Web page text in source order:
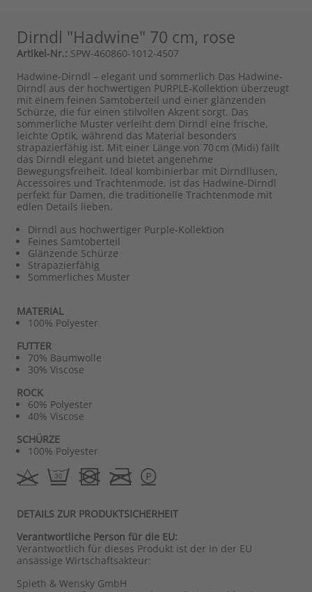
Dirndl "Hadwine" 70 cm, rose
Artikel-Nr.: SPW-460860-1012-4507
Hadwine-Dirndl – elegant und sommerlich Das Hadwine-
Dirndl aus der hochwertigen PURPLE-Kollektion überzeugt
mit einem feinen Samtoberteil und einer glänzenden
Schürze, die für einen stilvollen Akzent sorgt. Das
sommerliche Muster verleiht dem Dirndl eine frische,
leichte Optik, während das Material besonders
strapazierfähig ist. Mit einer Länge von 70 cm (Midi) fällt
das Dirndl elegant und bietet angenehme
Bewegungsfreiheit. Ideal kombinierbar mit Dirndllusen,
Accessoires und Trachtenmode, ist das Hadwine-Dirndl
perfekt für Damen, die traditionelle Trachtenmode mit
edlen Details lieben.
Dirndl aus hochwertiger Purple-Kollektion
Feines Samtoberteil
Glänzende Schürze
Strapazierfähig
Sommerliches Muster
MATERIAL
100% Polyester
FUTTER
70% Baumwolle
30% Viscose
ROCK
60% Polyester
40% Viscose
SCHÜRZE
100% Polyester
DETAILS ZUR PRODUKTSICHERHEIT
Verantwortliche Person für die EU:
Verantwortlich für dieses Produkt ist der in der EU
ansässige Wirtschaftsakteur:
Spieth & Wensky GmbH